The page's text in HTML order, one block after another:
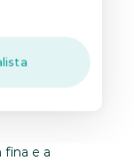
fina e a